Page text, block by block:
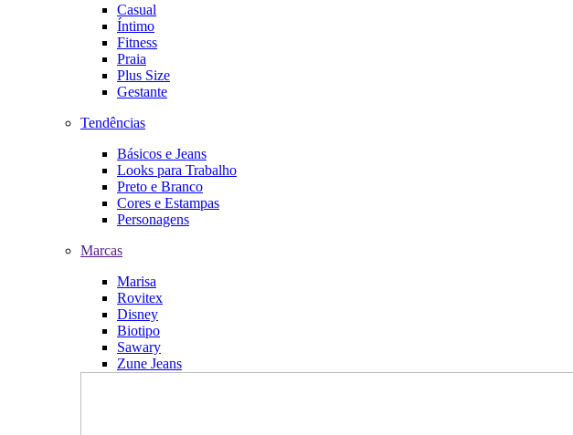
Casual
Íntimo
Fitness
Praia
Plus Size
Gestante
Tendências
Básicos e Jeans
Looks para Trabalho
Preto e Branco
Cores e Estampas
Personagens
Marcas
Marisa
Rovitex
Disney
Biotipo
Sawary
Zune Jeans